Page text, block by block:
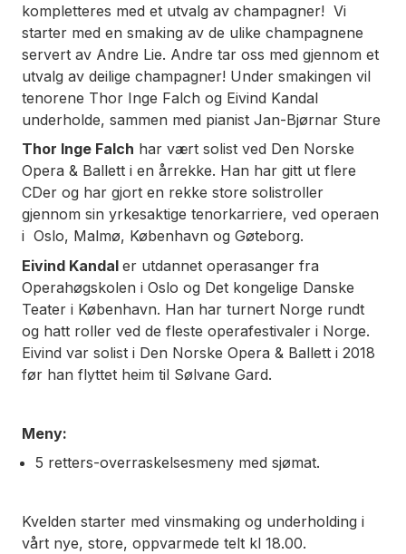
kompletteres med et utvalg av champagner! Vi
starter med en smaking av de ulike champagnene
servert av Andre Lie. Andre tar oss med gjennom et
utvalg av deilige champagner! Under smakingen vil
tenorene Thor Inge Falch og Eivind Kandal
underholde, sammen med pianist Jan-Bjørnar Sture
Thor Inge Falch har vært solist ved Den Norske
Opera & Ballett i en årrekke. Han har gitt ut flere
CDer og har gjort en rekke store solistroller
gjennom sin yrkesaktige tenorkarriere, ved operaen
i Oslo, Malmø, København og Gøteborg.
Eivind Kandal er utdannet operasanger fra
Operahøgskolen i Oslo og Det kongelige Danske
Teater i København. Han har turnert Norge rundt
og hatt roller ved de fleste operafestivaler i Norge.
Eivind var solist i Den Norske Opera & Ballett i 2018
før han flyttet heim til Sølvane Gard.
Meny:
5 retters-overraskelsesmeny med sjømat.
Kvelden starter med vinsmaking og underholding i
vårt nye, store, oppvarmede telt kl 18.00.